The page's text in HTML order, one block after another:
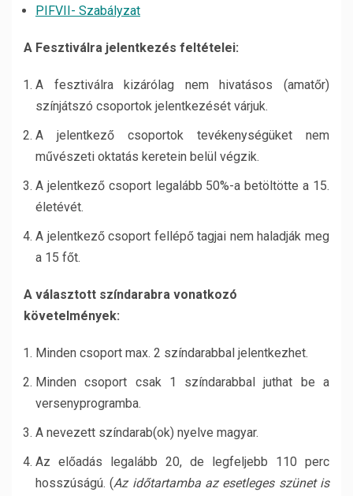
PIFVII- Szabályzat
A Fesztiválra jelentkezés feltételei:
A fesztiválra kizárólag nem hivatásos (amatőr)
színjátszó csoportok jelentkezését várjuk.
A jelentkező csoportok tevékenységüket nem
művészeti oktatás keretein belül végzik.
A jelentkező csoport legalább 50%-a betöltötte a 15.
életévét.
A jelentkező csoport fellépő tagjai nem haladják meg
a 15 főt.
A választott színdarabra vonatkozó
követelmények:
Minden csoport max. 2 színdarabbal jelentkezhet.
Minden csoport csak 1 színdarabbal juthat be a
versenyprogramba.
A nevezett színdarab(ok) nyelve magyar.
Az előadás legalább 20, de legfeljebb 110 perc
hosszúságú. (Az időtartamba az esetleges szünet is